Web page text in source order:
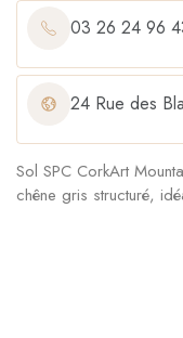
03 26 24 96
24 Rue des
Sol SPC CorkArt
chêne gris structuré,